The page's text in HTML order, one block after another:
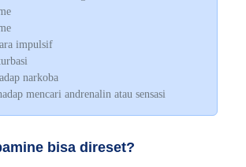
impulsif
narkoba
mencari andrenalin atau sensasi
bisa direset?